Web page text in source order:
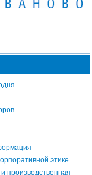
этике
производственная